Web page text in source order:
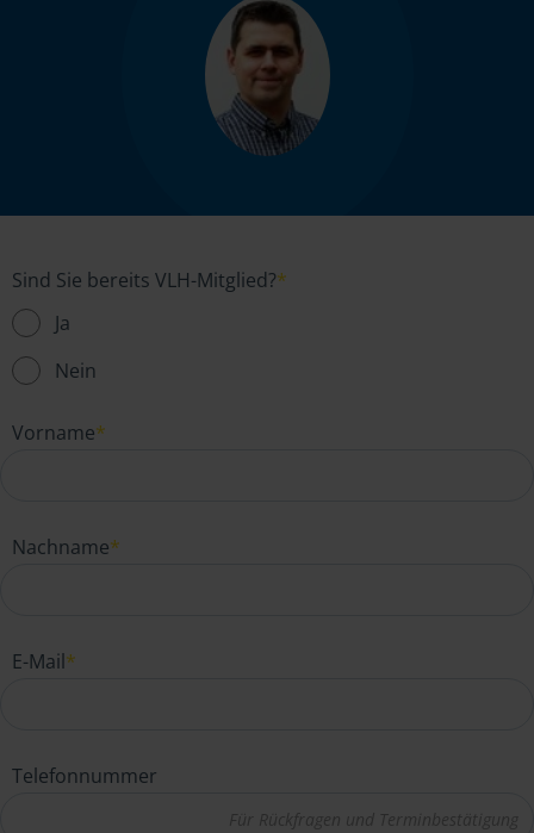
Sind Sie bereits VLH-Mitglied?*
Ja
Nein
Vorname*
Nachname*
E-Mail*
Telefonnummer